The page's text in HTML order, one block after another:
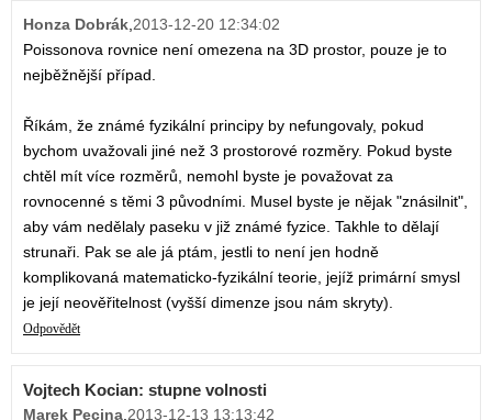
Honza Dobrák,2013-12-20 12:34:02
Poissonova rovnice není omezena na 3D prostor, pouze je to
nejběžnější případ.
Říkám, že známé fyzikální principy by nefungovaly, pokud
bychom uvažovali jiné než 3 prostorové rozměry. Pokud byste
chtěl mít více rozměrů, nemohl byste je považovat za
rovnocenné s těmi 3 původními. Musel byste je nějak "znásilnit",
aby vám nedělaly paseku v již známé fyzice. Takhle to dělají
strunaři. Pak se ale já ptám, jestli to není jen hodně
komplikovaná matematicko-fyzikální teorie, jejíž primární smysl
je její neověřitelnost (vyšší dimenze jsou nám skryty).
Odpovědět
Vojtech Kocian: stupne volnosti
Marek Pecina,2013-12-13 13:13:42